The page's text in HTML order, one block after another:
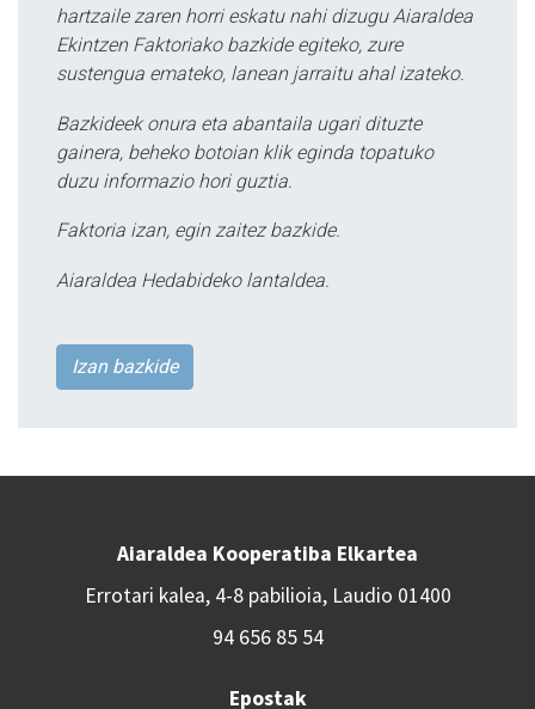
hartzaile zaren horri eskatu nahi dizugu Aiaraldea
Ekintzen Faktoriako bazkide egiteko, zure
sustengua emateko, lanean jarraitu ahal izateko.
Bazkideek onura eta abantaila ugari dituzte
gainera, beheko botoian klik eginda topatuko
duzu informazio hori guztia.
Faktoria izan, egin zaitez bazkide.
Aiaraldea Hedabideko lantaldea.
Izan bazkide
Aiaraldea Kooperatiba Elkartea
Errotari kalea, 4-8 pabilioia, Laudio 01400
94 656 85 54
Epostak